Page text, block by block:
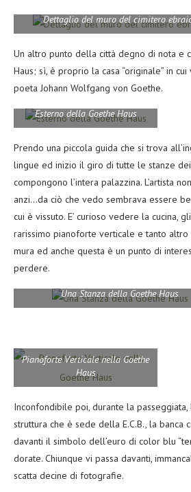
Dettaglio del muro del cimitero
Un altro punto della città degno di nota e
Haus; sì, è proprio la casa “originale” in
poeta Johann Wolfgang von Goethe.
Esterno della Goethe Haus
Prendo una piccola guida che si trova
lingue ed inizio il giro di tutte le stanze
compongono l’intera palazzina. L’artista
anzi…da ciò che vedo sembrava essere
cui è vissuto. E’ curioso vedere la cucina,
rarissimo pianoforte verticale e tanto altro
mura ed anche questa è un punto di
perdere.
Una Stanza della Goethe Haus
Pianoforte Verticale nella Goethe
Haus
Inconfondibile poi, durante la passeggiata,
struttura che è sede della E.C.B., la banca
davanti il simbolo dell’euro di color blu
dorate. Chiunque vi passa davanti,
scatta decine di fotografie.